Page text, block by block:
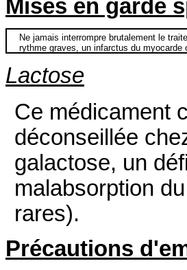
Mises en garde
Ne jamais interrompre brutalement le
rythme graves, un infarctus du myocarde
Lactose
Ce médicament
déconseillée
galactose, un
malabsorption
rares).
Précautions